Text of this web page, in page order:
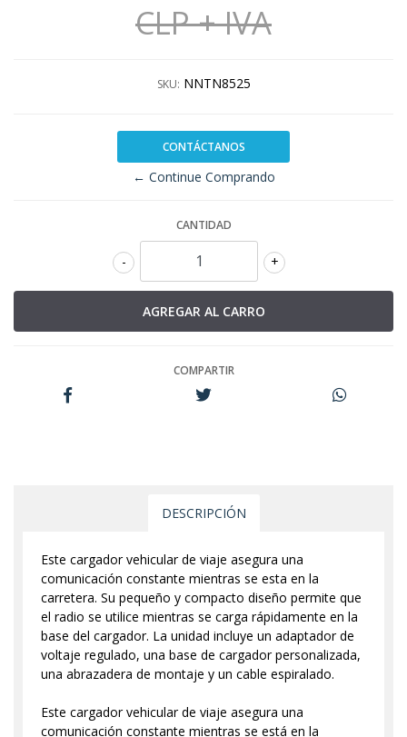
CLP+ IVA
SKU: NNTN8525
CONTÁCTANOS
← Continue Comprando
CANTIDAD
+
-
COMPARTIR
DESCRIPCIÓN
Este cargador vehicular de viaje asegura una
comunicación constante mientras se esta en la
carretera. Su pequeño y compacto diseño permite que
el radio se utilice mientras se carga rápidamente en la
base del cargador. La unidad incluye un adaptador de
voltaje regulado, una base de cargador personalizada,
una abrazadera de montaje y un cable espiralado.
Este cargador vehicular de viaje asegura una
comunicación constante mientras se está en la